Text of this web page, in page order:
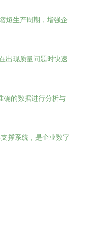
短生产周期，增强企
出现质量问题时快速
确的数据进行分析与
撑系统，是企业数字